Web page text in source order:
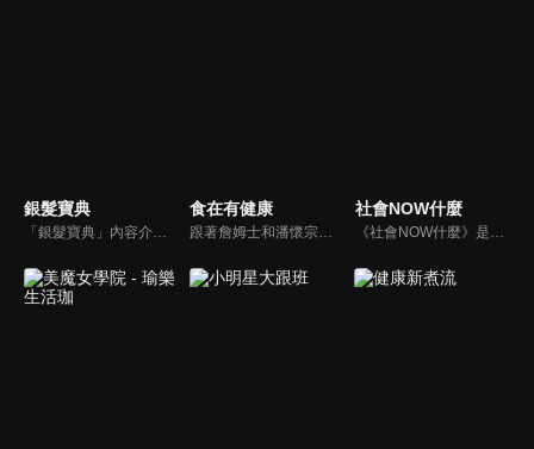
銀髮寶典
「銀髮寶典」內容介紹銀髮族相關的醫療知識，讓爺爺奶奶們能了解銀髮族常見的疾病、或是身體常遇到的問題，並邀請專業的醫師上節目解答，詳細深入且淺顯易懂的方式講述給各位爺爺奶奶們。為銀髮族的身體健康預防把關，讓爺爺奶奶能有一個樂活的退休生活。
食在有健康
跟著詹姆士和潘懷宗博士就能輕鬆學料理！只是品嚐美食之餘，身體健康也要懂得把關，每集都會傳授生活健康資訊，破除一般飲食迷思，讓大家吃得美味、活得健康！
社會NOW什麼
《社會NOW什麼》是一檔探討社會案件、時事的節目，為你揭開社會案件的來龍去脈，犯罪人的心理解析。